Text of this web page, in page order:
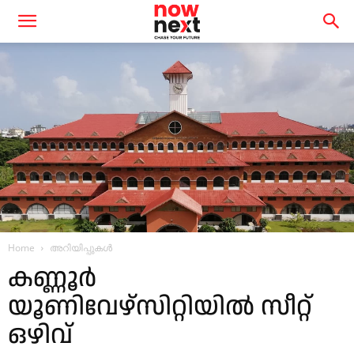
Home അറിയിപ്പുകൾ
കണ്ണൂർ
യൂണിവേഴ്സിറ്റിയിൽ സീറ്റ്
ഒഴിവ്